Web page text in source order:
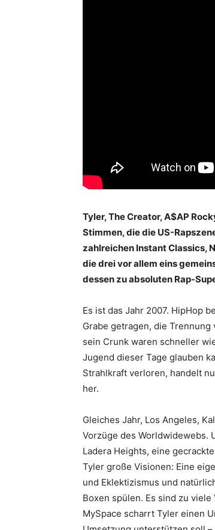
Tyler, The Creator, A$AP
Stimmen, die die US-
zahlreichen Instant Classics,
die drei vor allem eins
dessen zu absoluten Rap-
Es ist das Jahr 2007. HipHop
Grabe getragen, die
sein Crunk waren schneller
Jugend dieser Tage glauben
Strahlkraft verloren, handelt
her.
Gleiches Jahr, Los Angeles,
Vorzüge des Worldwidewebs.
Ladera Heights, eine
Tyler große Visionen: Eine
und Eklektizismus und
Boxen spülen. Es sind zu
MySpace scharrt Tyler einen